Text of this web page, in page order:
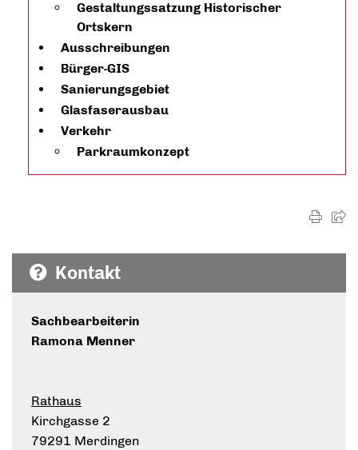
Gestaltungssatzung Historischer
Ortskern
Ausschreibungen
Bürger-GIS
Sanierungsgebiet
Glasfaserausbau
Verkehr
Parkraumkonzept
Kontakt
Sachbearbeiterin
Ramona Menner
Rathaus
Kirchgasse 2
79291 Merdingen